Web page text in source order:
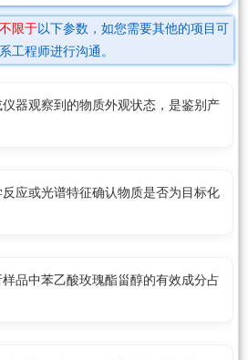
限于以下参数，如您需要其他的项目可
工程师进行沟通。
器观察到的物质外观状态，是鉴别产
应或光谱特征确认物质是否为目标化
品中苯乙酸玫瑰酯甾醇的有效成分占